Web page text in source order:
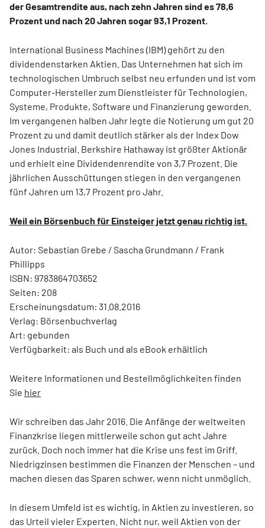
der Gesamtrendite aus, nach zehn Jahren sind es 78,6
Prozent und nach 20 Jahren sogar 93,1 Prozent.
International Business Machines (IBM) gehört zu den
dividendenstarken Aktien. Das Unternehmen hat sich im
technologischen Umbruch selbst neu erfunden und ist vom
Computer-Hersteller zum Dienstleister für Technologien,
Systeme, Produkte, Software und Finanzierung geworden.
Im vergangenen halben Jahr legte die Notierung um gut 20
Prozent zu und damit deutlich stärker als der Index Dow
Jones Industrial. Berkshire Hathaway ist größter Aktionär
und erhielt eine Dividendenrendite von 3,7 Prozent. Die
jährlichen Ausschüttungen stiegen in den vergangenen
fünf Jahren um 13,7 Prozent pro Jahr.
Weil ein Börsenbuch für Einsteiger jetzt genau richtig ist.
Autor: Sebastian Grebe / Sascha Grundmann / Frank
Phillipps
ISBN: 9783864703652
Seiten: 208
Erscheinungsdatum: 31.08.2016
Verlag: Börsenbuchverlag
Art: gebunden
Verfügbarkeit: als Buch und als eBook erhältlich
Weitere Informationen und Bestellmöglichkeiten finden
Sie hier
Wir schreiben das Jahr 2016. Die Anfänge der weltweiten
Finanzkrise liegen mittlerweile schon gut acht Jahre
zurück. Doch noch immer hat die Krise uns fest im Griff.
Niedrigzinsen bestimmen die Finanzen der Menschen – und
machen diesen das Sparen schwer, wenn nicht unmöglich.
In diesem Umfeld ist es wichtig, in Aktien zu investieren, so
das Urteil vieler Experten. Nicht nur, weil Aktien von der